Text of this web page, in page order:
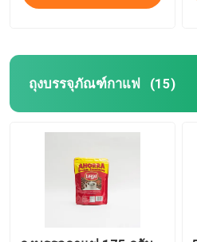
ถุงบรรจุภัณฑ์กาแฟ (15)